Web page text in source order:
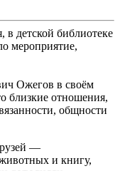
детской библиотеке
мероприятие,
Ожегов в своём
близкие отношения,
общности
—
и книгу,